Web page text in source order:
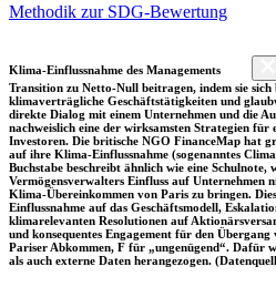
Methodik zur SDG-Bewertung
Klima-Einflussnahme des Managements
Transition zu Netto-Null beitragen, indem sie
klimaverträgliche Geschäftstätigkeiten und
direkte Dialog mit einem Unternehmen und die
nachweislich eine der wirksamsten Strategien
Investoren. Die britische NGO FinanceMap hat
auf ihre Klima-Einflussnahme (sogenanntes
Buchstabe beschreibt ähnlich wie eine Schulnote,
Vermögensverwalters Einfluss auf Unternehmen
Klima-Übereinkommen von Paris zu bringen.
Einflussnahme auf das Geschäftsmodell,
klimarelevanten Resolutionen auf
und konsequentes Engagement für den
Pariser Abkommen, F für „ungenügend“. Dafür
als auch externe Daten herangezogen.